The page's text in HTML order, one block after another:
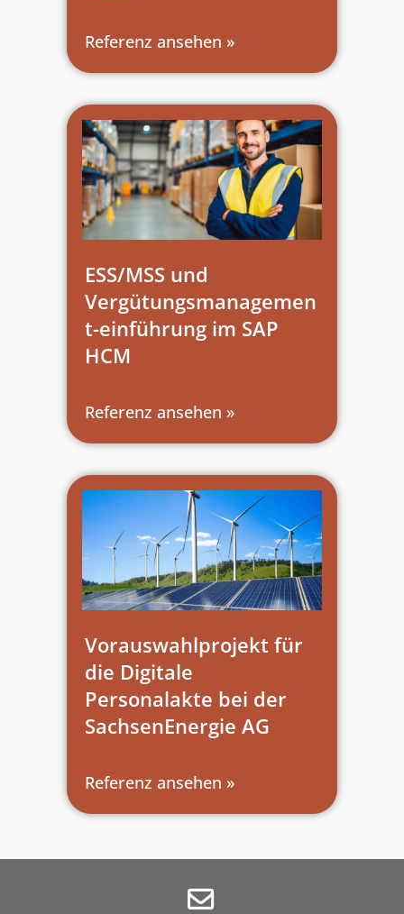
Referenz ansehen »
ESS/MSS und
Vergütungsmanagemen
t-einführung im SAP
HCM
Referenz ansehen »
Vorauswahlprojekt für
die Digitale
Personalakte bei der
SachsenEnergie AG
Referenz ansehen »